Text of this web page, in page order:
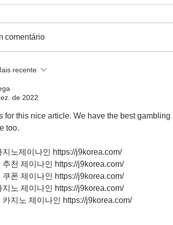
Colégio João Paulo
comentário
recente
de 2022
for this nice article. We have the best
too.
지노제이나인 https://j9korea.com/
추천 제이나인 https://j9korea.com/
쿠폰 제이나인 https://j9korea.com/
지노 제이나인 https://j9korea.com/
카지노 제이나인 https://j9korea.com/